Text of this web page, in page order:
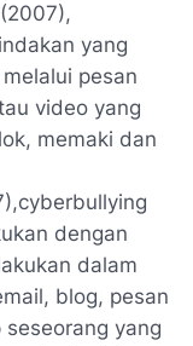
yang
pesan
video yang
memaki dan
dengan
dalam
blog, pesan
yang